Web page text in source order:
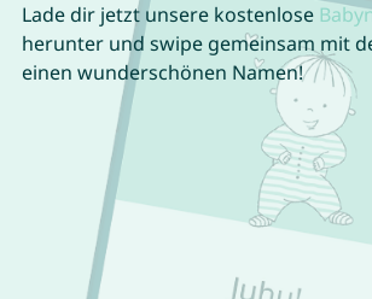
Lade dir jetzt unsere kostenlose
herunter und swipe gemeinsam mit
einen wunderschönen Namen!